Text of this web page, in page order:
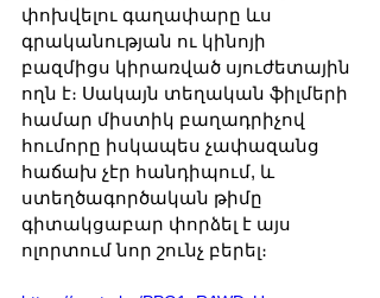
փոխվելու գաղափարը ևս
գրականության ու կինոյի
բազմիցս կիրառված սյուժետային
ողն է։ Սակայն տեղական ֆիլմերի
համար միստիկ բաղադրիչով
հումորը իսկապես չափազանց
հաճախ չէր հանդիպում, և
ստեղծագործական թիմը
գիտակցաբար փորձել է այս
ոլորտում նոր շունչ բերել։